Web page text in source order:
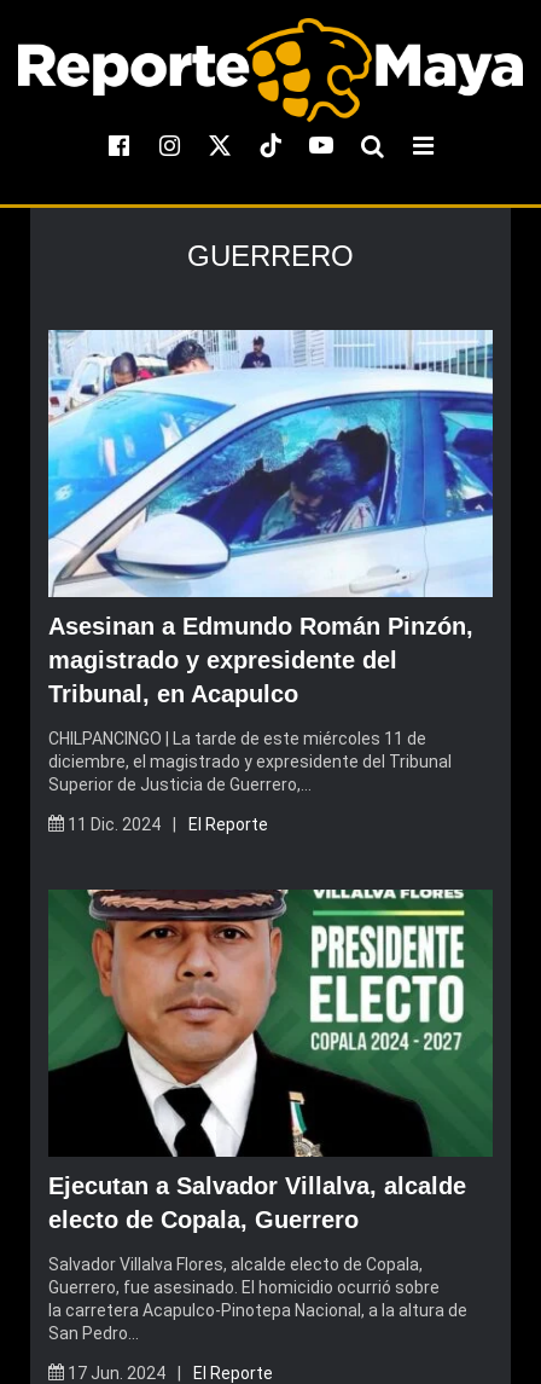
GUERRERO
Asesinan a Edmundo Román Pinzón,
magistrado y expresidente del
Tribunal, en Acapulco
CHILPANCINGO | La tarde de este miércoles 11 de
diciembre, el magistrado y expresidente del Tribunal
Superior de Justicia de Guerrero,…
11 Dic. 2024 | El Reporte
Ejecutan a Salvador Villalva, alcalde
electo de Copala, Guerrero
Salvador Villalva Flores, alcalde electo de Copala,
Guerrero, fue asesinado. El homicidio ocurrió sobre
la carretera Acapulco-Pinotepa Nacional, a la altura de
San Pedro…
17 Jun. 2024 | El Reporte